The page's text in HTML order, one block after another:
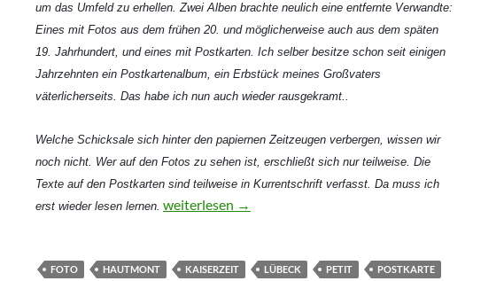
um das Umfeld zu erhellen. Zwei Alben brachte neulich eine entfernte Verwandte:
Eines mit Fotos aus dem frühen 20. und möglicherweise auch aus dem späten
19. Jahrhundert, und eines mit Postkarten. Ich selber besitze schon seit einigen
Jahrzehnten ein Postkartenalbum, ein Erbstück meines Großvaters
väterlicherseits. Das habe ich nun auch wieder rausgekramt..
Welche Schicksale sich hinter den papiernen Zeitzeugen verbergen, wissen wir
noch nicht. Wer auf den Fotos zu sehen ist, erschließt sich nur teilweise. Die
Texte auf den Postkarten sind teilweise in Kurrentschrift verfasst. Da muss ich
erst wieder lesen lernen. Des Kaisers Regatta und der alte Soldat
weiterlesen →
FOTO HAUTMONT KAISERZEIT LÜBECK PETIT
POSTKARTE